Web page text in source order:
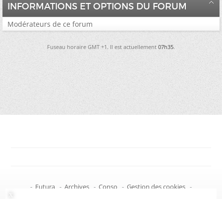
INFORMATIONS ET OPTIONS DU FORUM
Modérateurs de ce forum
Fuseau horaire GMT +1. Il est actuellement07h35.
- Futura - Archives - Conso - Gestion des cookies -